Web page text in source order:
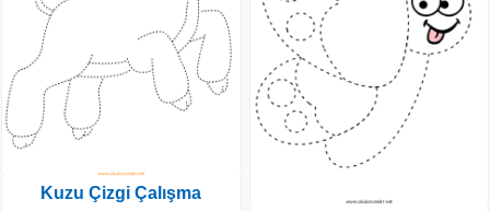
Kuzu Çizgi Çalışma